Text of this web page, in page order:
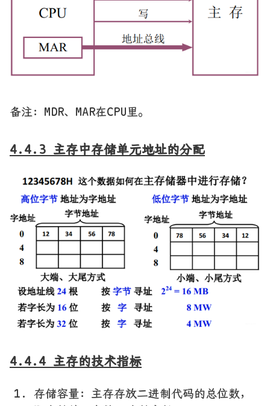
备注：MDR、MAR在CPU里。
4.4.3 主存中存储单元地址的分配
4.4.4 主存的技术指标
存储容量：主存存放二进制代码的总位数，